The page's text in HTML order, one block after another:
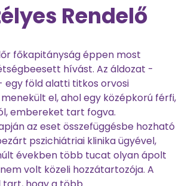
Rendelő
főkapitányság éppen most
hívást. Az áldozat -
egy föld alatti titkos orvosi
el, ahol egy középkorú férfi,
embereket tart fogva.
az eset összefüggésbe hozható
pszichiátriai klinika ügyével,
években több tucat olyan ápolt
volt közeli hozzátartozója. A